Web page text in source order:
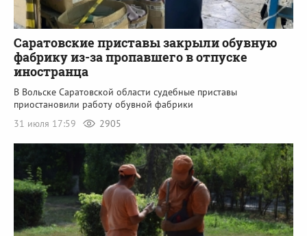
Саратовские приставы закрыли обувную
фабрику из-за пропавшего в отпуске
иностранца
В Вольске Саратовской области судебные приставы
приостановили работу обувной фабрики
31 июля 17:59
2905